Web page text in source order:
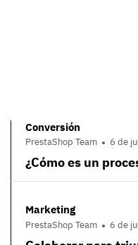
Conversión
PrestaShop Team 6 de
¿Cómo es un
Marketing
PrestaShop Team 6 de